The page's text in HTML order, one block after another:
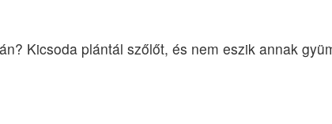
Kicsoda plántál szőlőt, és nem eszik annak